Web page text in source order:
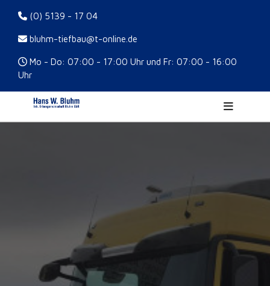
(0) 5139 - 17 04
bluhm-tiefbau@t-online.de
Mo - Do: 07:00 - 17:00 Uhr und Fr: 07:00 - 16:00
Uhr